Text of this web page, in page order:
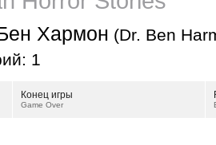
Хармон (Dr. Ben
1
Конец игры
Game Over